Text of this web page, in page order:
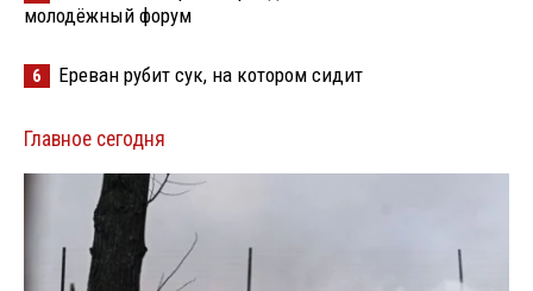
молодёжный форум
6 Ереван рубит сук, на котором сидит
Главное сегодня